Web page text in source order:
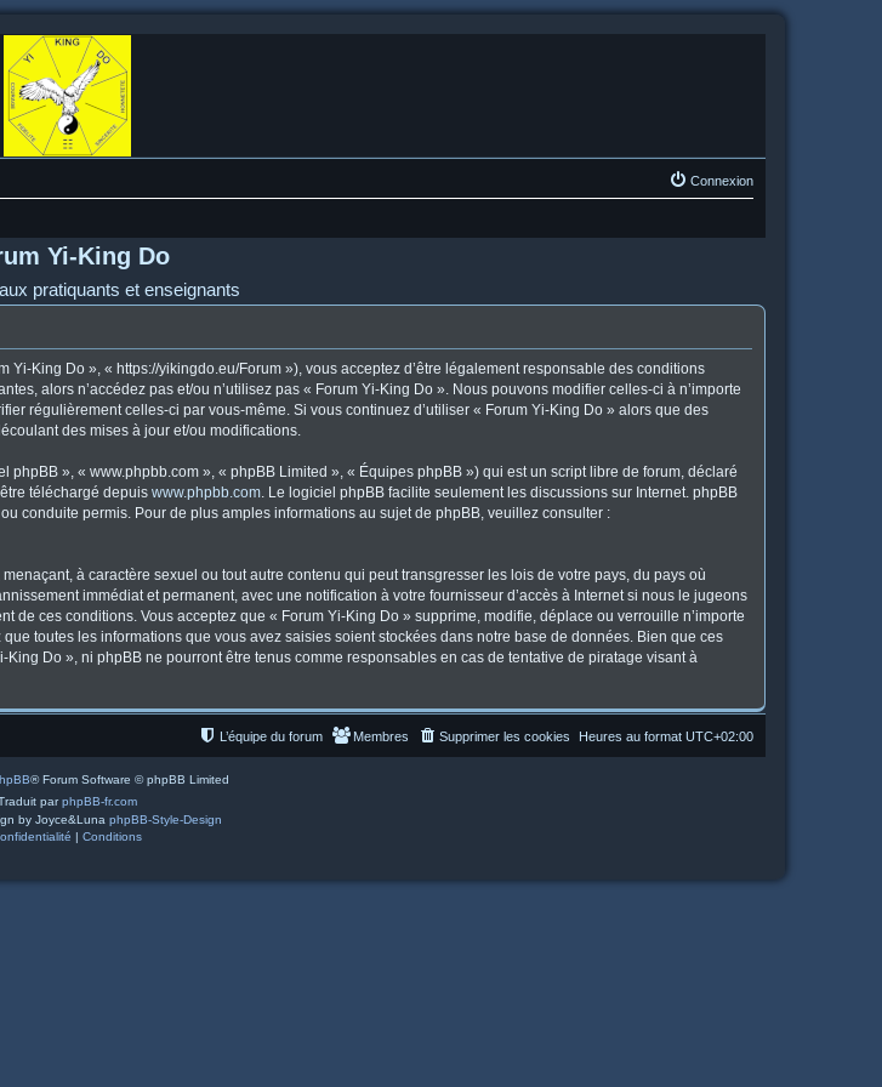
Connexion
Yi-King Do
pratiquants et enseignants
King Do », « https://yikingdo.eu/Forum »), vous acceptez d’être légalement responsable des conditions
alors n’accédez pas et/ou n’utilisez pas « Forum Yi-King Do ». Nous pouvons modifier celles-ci à n’importe
régulièrement celles-ci par vous-même. Si vous continuez d’utiliser « Forum Yi-King Do » alors que des
des mises à jour et/ou modifications.
», « www.phpbb.com », « phpBB Limited », « Équipes phpBB ») qui est un script libre de forum, déclaré
téléchargé depuis www.phpbb.com. Le logiciel phpBB facilite seulement les discussions sur Internet. phpBB
conduite permis. Pour de plus amples informations au sujet de phpBB, veuillez consulter :
à caractère sexuel ou tout autre contenu qui peut transgresser les lois de votre pays, du pays où
immédiat et permanent, avec une notification à votre fournisseur d’accès à Internet si nous le jugeons
ces conditions. Vous acceptez que « Forum Yi-King Do » supprime, modifie, déplace ou verrouille n’importe
toutes les informations que vous avez saisies soient stockées dans notre base de données. Bien que ces
Do », ni phpBB ne pourront être tenus comme responsables en cas de tentative de piratage visant à
Heures au format UTC+02:00
Supprimer les cookies
Membres
L’équipe du forum
® Forum Software © phpBB Limited
parphpBB-fr.com
by Joyce&Luna phpBB-Style-Design
| Conditions